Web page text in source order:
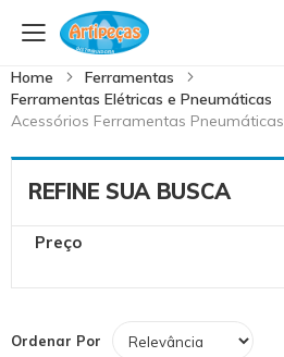
to
Home
Ferramentas
Ferramentas Elétricas e Pneumáticas
Acessórios Ferramentas Pneumáticas
Ordenar Por
REFINE SUA BUSCA
Preço